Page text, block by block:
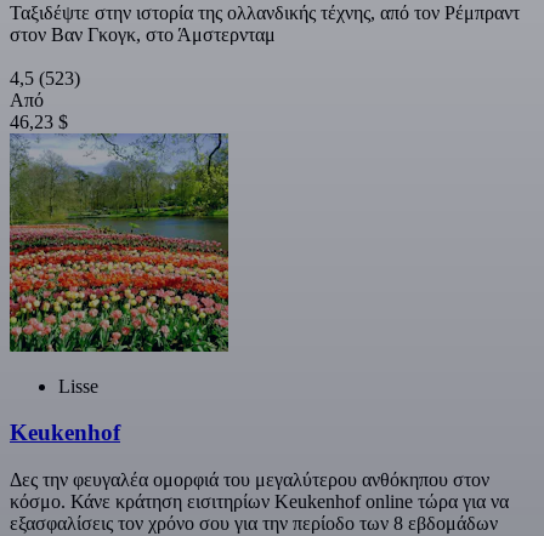
Ταξιδέψτε στην ιστορία της ολλανδικής τέχνης, από τον Ρέμπραντ
στον Βαν Γκογκ, στο Άμστερνταμ
4,5 (523)
Από
46,23 $
Lisse
Keukenhof
Δες την φευγαλέα ομορφιά του μεγαλύτερου ανθόκηπου στον
κόσμο. Κάνε κράτηση εισιτηρίων Keukenhof online τώρα για να
εξασφαλίσεις τον χρόνο σου για την περίοδο των 8 εβδομάδων